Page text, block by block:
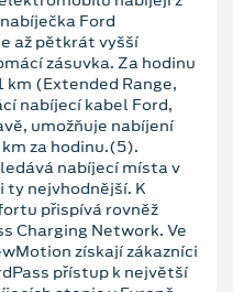
Ford
až pětkrát vyšší
zásuvka. Za hodinu
km (Extended Range,
nabíjecí kabel Ford,
umožňuje nabíjení
za hodinu.(5).
nabíjecí místa v
ty nejvhodnější. K
přispívá rovněž
Charging Network. Ve
získají zákazníci
přístup k největší